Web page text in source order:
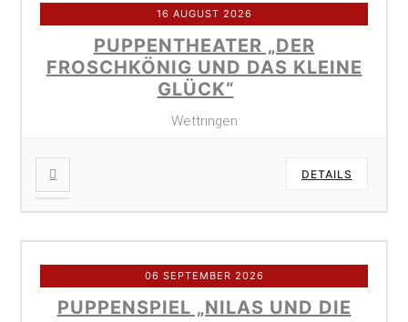
16 AUGUST 2026
PUPPENTHEATER „DER
FROSCHKÖNIG UND DAS KLEINE
GLÜCK“
Wettringen
DETAILS
06 SEPTEMBER 2026
PUPPENSPIEL „NILAS UND DIE